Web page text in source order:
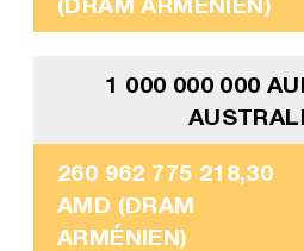
1 000 000 000
260 962 775 218,30
AMD (DRAM
ARMÉNIEN)